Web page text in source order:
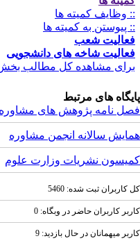
وظایف کمیته ها
پیوستن به کمیته ها
شعب
شاخه های دانشجویی
مشاهده کل مطالب بخش
های مرتبط
نامه پژوهش های مشاوره
سالانه انجمن مشاوره
نشریات وزارت علوم
ثبت شده: 5460
کاربران حاضر در وبگاه: 0
ميهمانان در حال بازديد: 9